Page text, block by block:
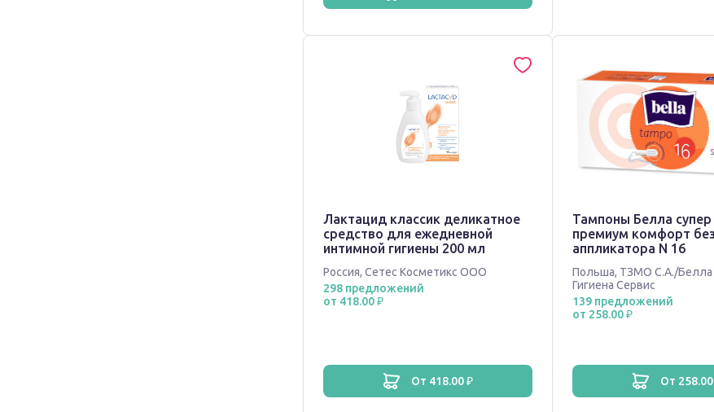
Лактацид классик деликатное
средство для ежедневной
интимной гигиены 200 мл
Россия, Сетес Косметикс ООО
298 предложений
от 418.00 ₽
от 418.00 ₽
Тампоны Белла
премиум комфорт без
аппликатора N 16
Польша, ТЗМО С.А./
Гигиена Сервис
139 предложений
от 258.00 ₽
от